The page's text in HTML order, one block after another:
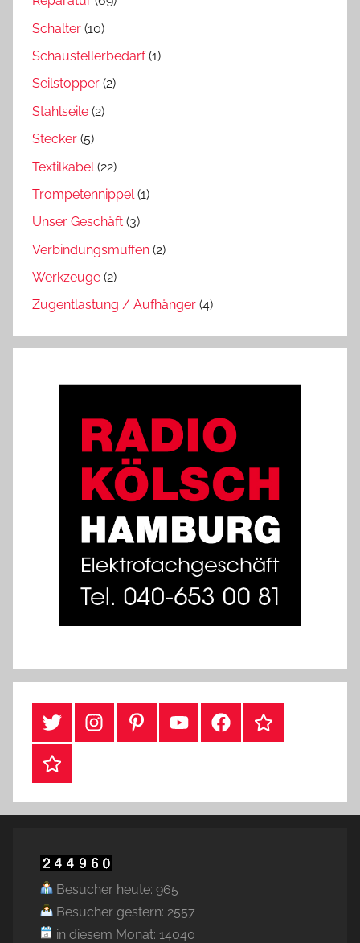
Schalter (10)
Schaustellerbedarf(1)
Seilstopper (2)
Stahlseile (2)
Stecker (5)
Textilkabel (22)
Trompetennippel(1)
Unser Geschäft (3)
Verbindungsmuffen (2)
Werkzeuge (2)
Zugentlastung / Aufhänger (4)
#TwitterInstagramPinterestYouTubeFacebookTikTok
Webshop
Besucher heute: 965
Besucher gestern: 2557
in diesem Monat: 14040